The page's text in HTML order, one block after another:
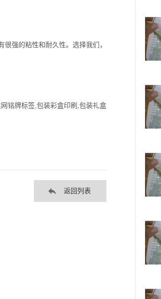
强的粘性和耐久性。选择我们，
网铭牌标签,包装彩盒印刷,包装礼盒
返回列表